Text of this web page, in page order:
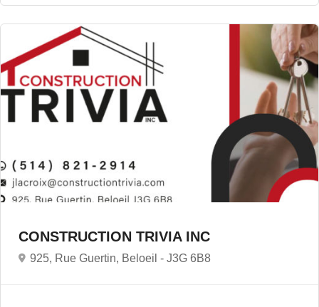
CONSTRUCTION TRIVIA INC
925, Rue Guertin, Beloeil - J3G 6B8